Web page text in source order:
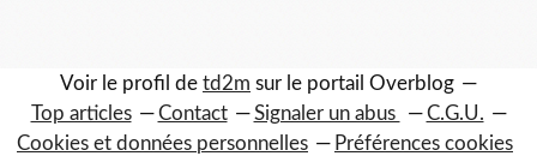
Voir le profil de td2m sur le portail Overblog
Top articles
Contact Signaler un abus
C.G.U.
Cookies et données personnelles
Préférences cookies